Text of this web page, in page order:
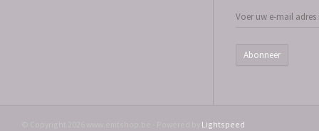
Abonneer
Lightspeed